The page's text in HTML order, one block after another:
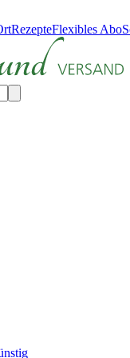
RezepteFlexibles Abo